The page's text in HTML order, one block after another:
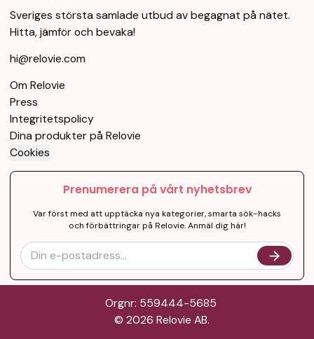
Sveriges största samlade utbud av begagnat på nätet.
Hitta, jämför och bevaka!
hi@relovie.com
Om Relovie
Press
Integritetspolicy
Dina produkter på Relovie
Cookies
Prenumerera på vårt nyhetsbrev
Var först med att upptäcka nya kategorier, smarta sök-hacks
och förbättringar på Relovie. Anmäl dig här!
Orgnr: 559444-5685
© 2026 Relovie AB.